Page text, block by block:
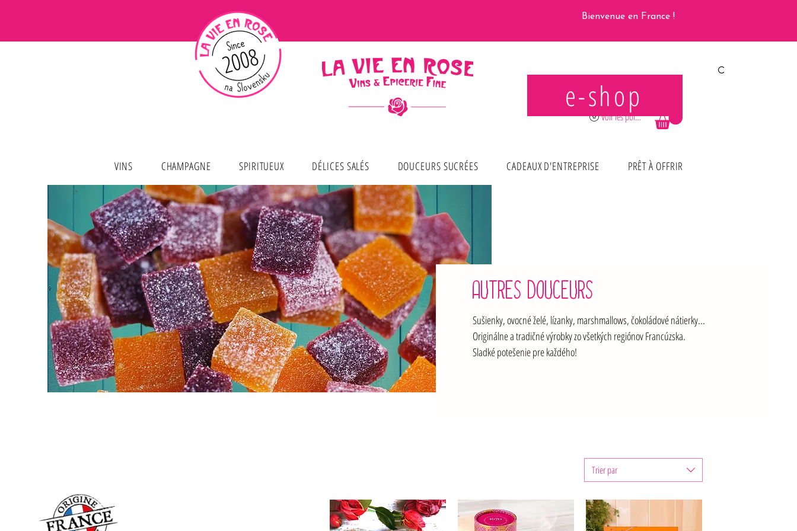
Voir les points
Bienvenue en France !
Se connecter
e-shop
AUTRES DOUCEURS
Sušienky, ovocné želé, lízanky, marshmallows, čokoládové nátierky...
Originálne a tradičné výrobky zo všetkých regiónov Francúzska.
Sladké potešenie pre každého!
Trier par
VINS CHAMPAGNE SPIRITUEUX DÉLICES SALÉS DOUCEURS SUCRÉES CADEAUX D'ENTREPRISE PRÊT À OFFRIR